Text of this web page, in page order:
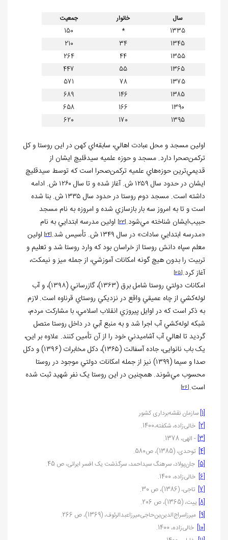
سال خانوار
جمعیت
1335
*
150
1345
34
210
1355
44
264
1365
55
447
1375
78
571
1385
146
689
1390
166
658
1395
170
620
اولين مسجد و محل عبادت اهالي، سابقه‌اي کهن در اين روستا و کل
ترکمن‌صحرا دارد. مسجد و حوزه علميه سيدقليچ ايشان از
قديمي‌ترين حوزه‌هاي علميه ترکمن‌صحرا است که توسط سيدقليچ
ايشان در حدود سال ۱۲۵۹ ش. آغاز شده و تا سال ۱۲۶۰ ش. ادامه
داشته است. مسجد دوم روستا در حدود سال ۱۳۳۵ ش. بنا شده
است و تا به امروز سه بار بازسازي شده و امروزه به نام مسجد
حبيب‌ايشان شناخته مي‌شود.[23]
اولين مدرسه ابتدايي به نام
«مدرسه ابتدايي سادات» در سال ۱۳۴۹ ش. تأسيس شد.
[24]
اولين
معلم سپاه دانش روستا از خراسان بود که وارد روستا شد و تعليم و
تربيت را بدون هيچ گونه امکانات آموزشي، از جمله ميز و نيمکت،
آغاز کرد.[25]
امکانات دولتي روستا شامل برق (۱۳۶۳)، گازرساني (۱۳۹۸)، و آب
لوله‌کشي از چاه عميقي واقع در نزديکي روستاي قرناوه است. لازم
به ذکر است که در اوایل پيروزي انقلاب اسلامي، با مشارکت مردم،
شبکه لوله‌کشي آب اجرا شد و به منبع آبي در داخل روستا متصل
گرديد تا اهالي آب آشاميدني خود را از آن تأمين کنند. علاوه بر اين،
يک باب نانوایی، جاده آسفالت (۱۳۶۵)، دکل مخابرات (۱۳۹۶) و دکل
صدا و سيما (۱۳۹۹) نيز از جمله امکانات دولتي موجود در روستا
محسوب مي‌شوند. همچنين در اين روستا يک نفر شهيد ثبت شده
است.[26]
[1] سازمان نقشه‌برداری کشور
[2] خالی‌زاده، شکفته،1400.
[3]
- الهی، 1378.
[4] توحدی، (1385)، ص580.
[5] جان‌پولاد، سرهنگ سیداحمد، سرگذشت یک افسر ایرانی، ص 45.
[6] خالی‌زاده، 1400.
[7] تاجی، (1386)، ص 30.
[8] ییت، (1365)، ص 206.
[9] میرزاسراج‌الدین‌بن‌حاجی‌میرزاعبدالرئوف، (1369)، ص 266.
[10] خالی‌زاده، 1400.